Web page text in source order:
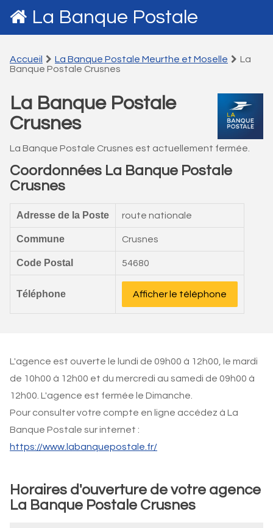
La Banque Postale
Accueil La Banque Postale Meurthe et Moselle
La
Banque Postale Crusnes
La Banque Postale
Crusnes
La Banque Postale Crusnes est actuellement fermée.
Coordonnées La Banque Postale
Crusnes
Adresse de la Poste route nationale
Commune Crusnes
Code Postal 54680
Téléphone Afficher le téléphone
L'agence est ouverte le lundi de 09h00 à 12h00, le mardi
de 10h00 à 12h00 et du mercredi au samedi de 09h00 à
12h00. L'agence est fermée le Dimanche.
Pour consulter votre compte en ligne accédez à La
Banque Postale sur internet :
https://www.labanquepostale.fr/
Horaires d'ouverture de votre agence
La Banque Postale Crusnes